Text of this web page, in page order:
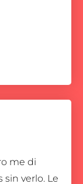
me di
verlo. Le